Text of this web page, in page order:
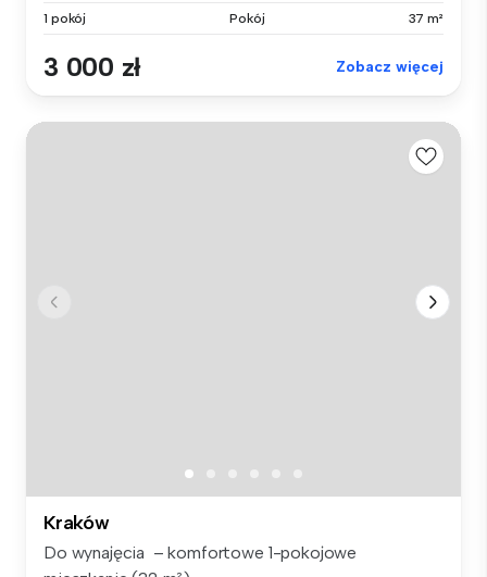
1 pokój Pokój 37 m²
3 000 zł Zobacz więcej
Kraków
Do wynajęcia – komfortowe 1-pokojowe